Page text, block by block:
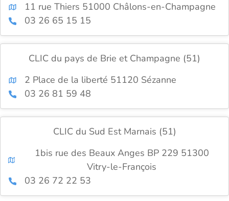
11 rue Thiers 51000 Châlons-en-Champagne
03 26 65 15 15
CLIC du pays de Brie et Champagne (51)
2 Place de la liberté 51120 Sézanne
03 26 81 59 48
CLIC du Sud Est Marnais (51)
1bis rue des Beaux Anges BP 229 51300
Vitry-le-François
03 26 72 22 53